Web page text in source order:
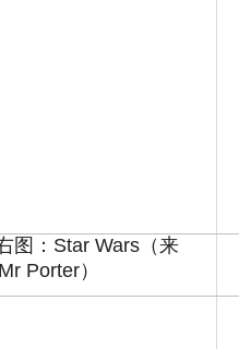
图：Star Wars（来
Porter）